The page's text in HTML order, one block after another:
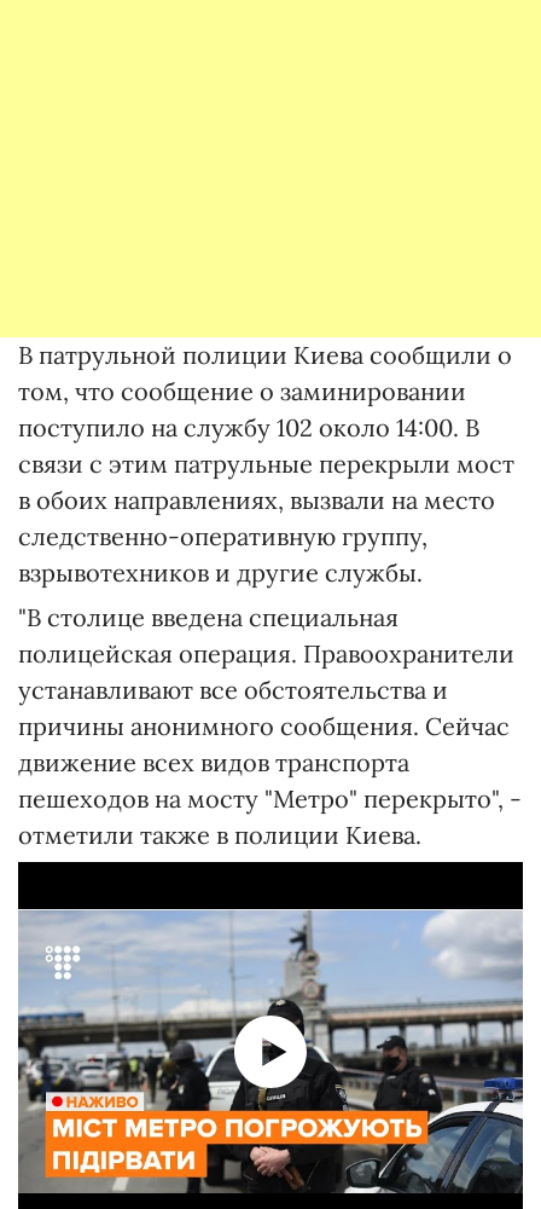
В патрульной полиции Киева сообщили о
том, что сообщение о заминировании
поступило на службу 102 около 14:00. В
связи с этим патрульные перекрыли мост
в обоих направлениях, вызвали на место
следственно-оперативную группу,
взрывотехников и другие службы.
"В столице введена специальная
полицейская операция. Правоохранители
устанавливают все обстоятельства и
причины анонимного сообщения. Сейчас
движение всех видов транспорта
пешеходов на мосту "Метро" перекрыто", -
отметили также в полиции Киева.